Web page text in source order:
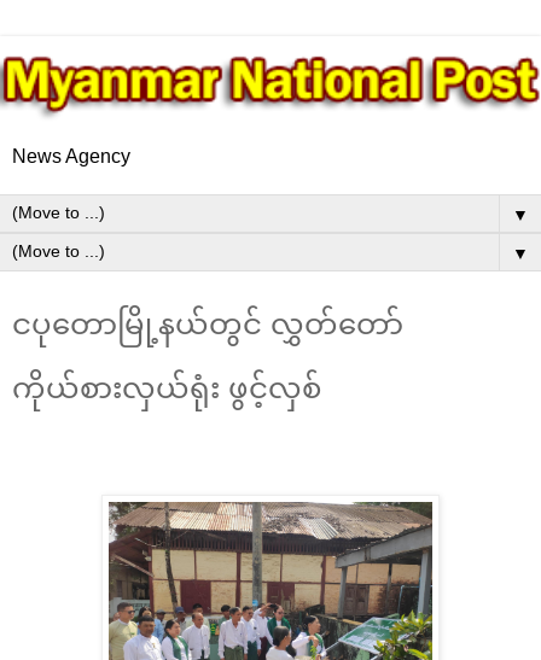
News Agency
▼
▼
ငပုတောမြို့နယ်တွင် လွှတ်တော်
ကိုယ်စားလှယ်ရုံး ဖွင့်လှစ်